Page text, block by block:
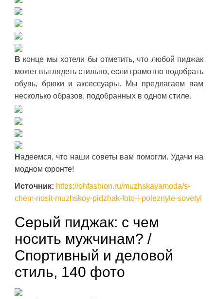
В конце мы хотели бы отметить, что любой пиджак
может выглядеть стильно, если грамотно подобрать
обувь, брюки и аксессуары. Мы предлагаем вам
несколько образов, подобранных в одном стиле.
Надеемся, что наши советы вам помогли. Удачи на
модном фронте!
Источник: https://ohfashion.ru/muzhskayamoda/s-
chem-nosit-muzhskoy-pidzhak-foto-i-poleznyie-sovetyi
Серый пиджак: с чем
носить мужчинам? /
Спортивный и деловой
стиль, 140 фото